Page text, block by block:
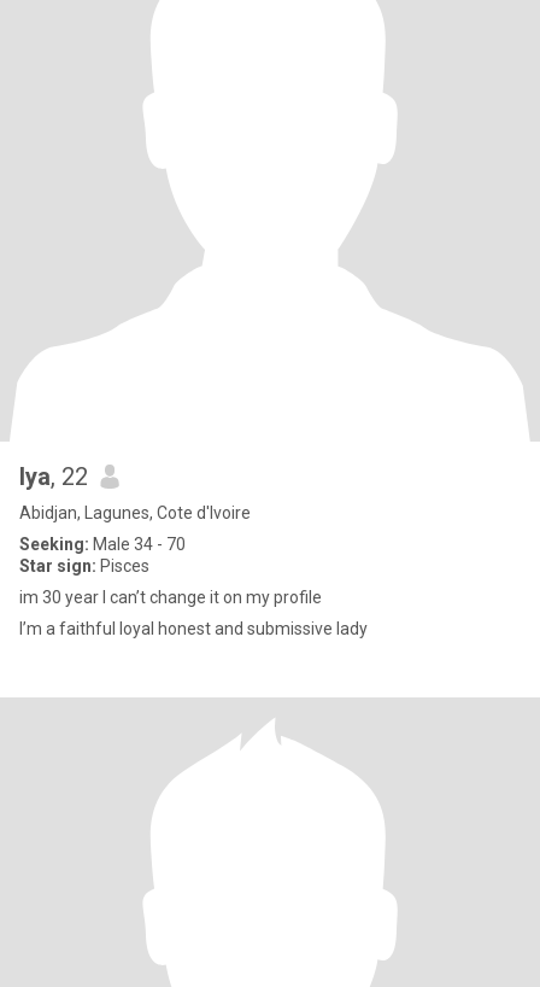
lya, 22
Abidjan, Lagunes, Cote d'Ivoire
Seeking: Male 34 - 70
Star sign: Pisces
im 30 year I can’t change it on my profile
I’m a faithful loyal honest and submissive lady